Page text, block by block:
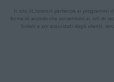
Il sito ilLibraio.it partecipa ai programmi
forme di accordo che consentono ai siti di
linkati e poi acquistati dagli utenti,